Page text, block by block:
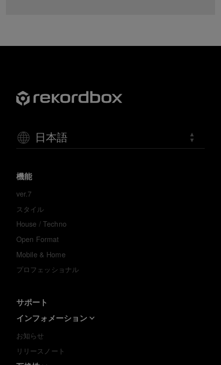
日本語
機能
ver.7
スタイル
House / Techno
Open Format
Mobile & Home
プロフェッショナル
サポート
インフォメーション
お知らせ
リリースノート